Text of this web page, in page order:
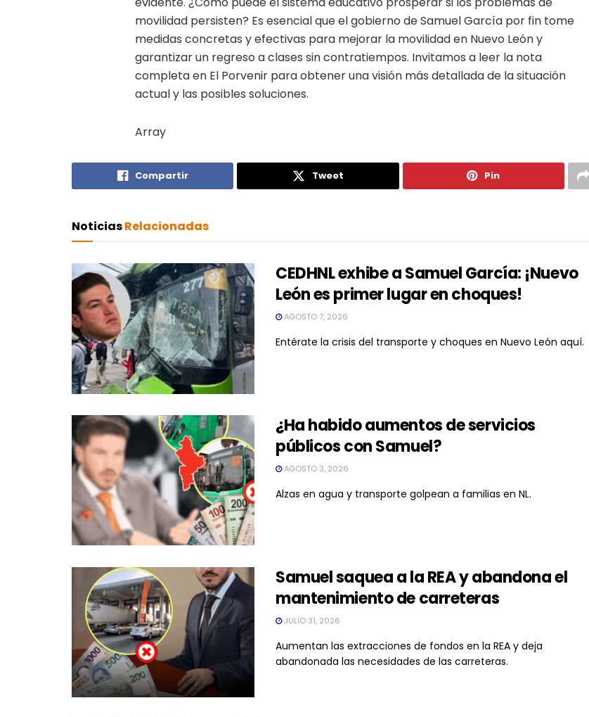
movilidad persisten? Es esencial que el gobierno de Samuel García por fin tome
medidas concretas y efectivas para mejorar la movilidad en Nuevo León y
garantizar un regreso a clases sin contratiempos. Invitamos a leer la nota
completa en El Porvenir para obtener una visión más detallada de la situación
actual y las posibles soluciones.
Array
Compartir Tweet Pin
NoticiasRelacionadas
CEDHNL exhibe a Samuel García: ¡Nuevo
León es primer lugar en choques!
AGOSTO 7, 2026
Entérate la crisis del transporte y choques en Nuevo León aquí.
¿Ha habido aumentos de servicios
públicos con Samuel?
AGOSTO 3, 2026
Alzas en agua y transporte golpean a familias en NL.
Samuel saquea a la REA y abandona el
mantenimiento de carreteras
JULIO 31, 2026
Aumentan las extracciones de fondos en la REA y deja
abandonada las necesidades de las carreteras.